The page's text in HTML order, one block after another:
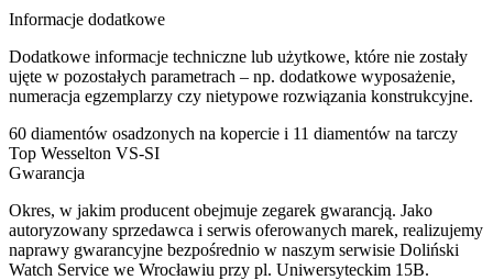
Informacje dodatkowe
Dodatkowe informacje techniczne lub użytkowe, które nie zostały
ujęte w pozostałych parametrach – np. dodatkowe wyposażenie,
numeracja egzemplarzy czy nietypowe rozwiązania konstrukcyjne.
60 diamentów osadzonych na kopercie i 11 diamentów na tarczy
Top Wesselton VS-SI
Gwarancja
Okres, w jakim producent obejmuje zegarek gwarancją. Jako
autoryzowany sprzedawca i serwis oferowanych marek, realizujemy
naprawy gwarancyjne bezpośrednio w naszym serwisie Doliński
Watch Service we Wrocławiu przy pl. Uniwersyteckim 15B.